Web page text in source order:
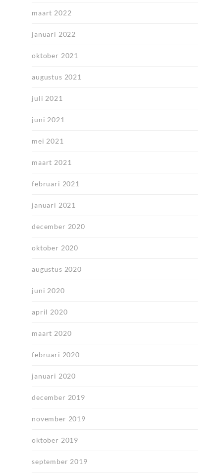
maart 2022
januari 2022
oktober 2021
augustus 2021
juli 2021
juni 2021
mei 2021
maart 2021
februari 2021
januari 2021
december 2020
oktober 2020
augustus 2020
juni 2020
april 2020
maart 2020
februari 2020
januari 2020
december 2019
november 2019
oktober 2019
september 2019